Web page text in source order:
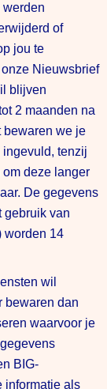
of
jou te
Nieuwsbrief
blijven
2 maanden na
bewaren we je
tenzij
deze langer
De gegevens
gebruik van
worden 14
wil
bewaren dan
waarvoor je
BIG-
informatie als